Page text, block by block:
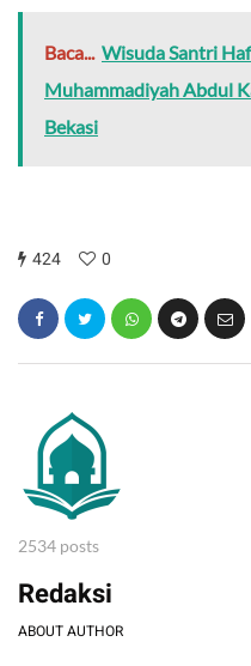
Baca... Wisuda Santri
Muhammadiyah Abdul
Bekasi
424 0
2534 posts
Redaksi
ABOUT AUTHOR